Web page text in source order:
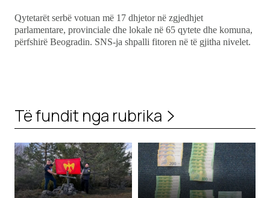
Qytetarët serbë votuan më 17 dhjetor në zgjedhjet
parlamentare, provinciale dhe lokale në 65 qytete dhe komuna,
përfshirë Beogradin. SNS-ja shpalli fitoren në të gjitha nivelet.
Të fundit nga rubrika